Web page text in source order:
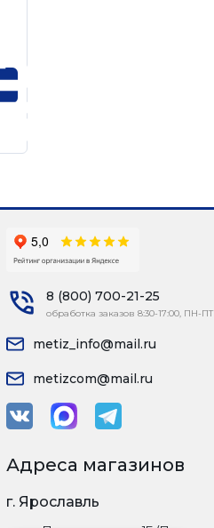
8 (800) 700-21-25
обработка заказов 8:30-17:00, ПН-ПТ
metiz_info@mail.ru
metizcom@mail.ru
Адреса магазинов
г. Ярославль